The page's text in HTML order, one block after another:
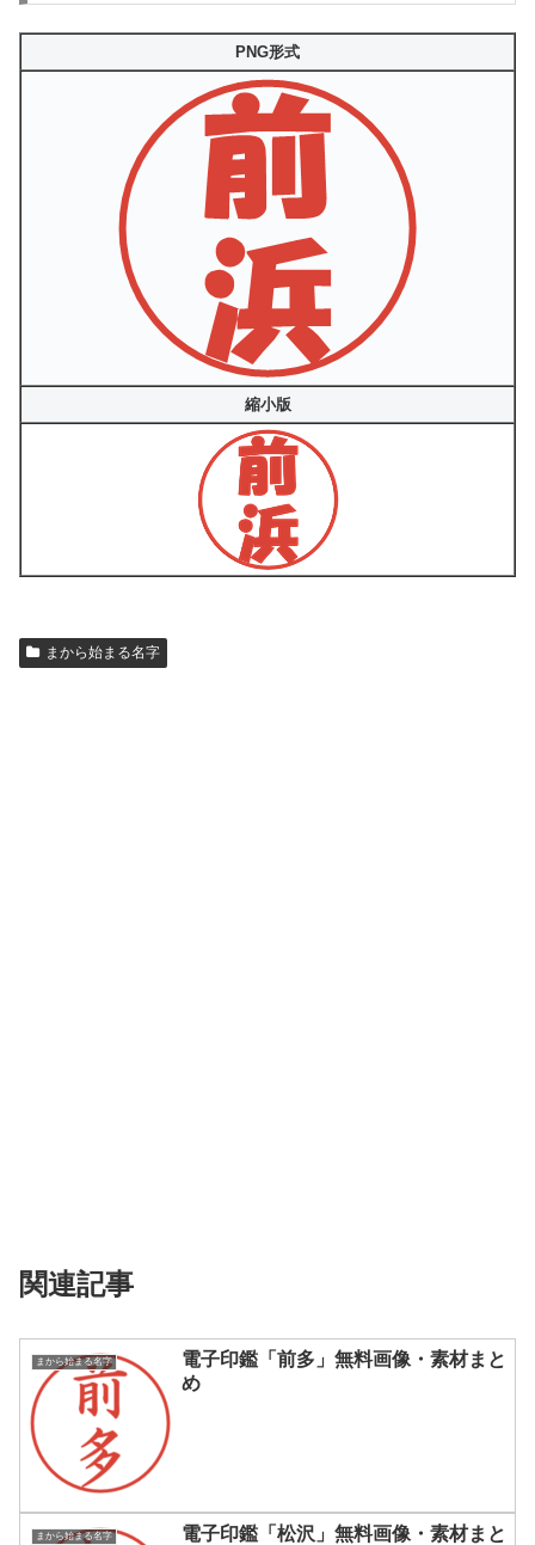
PNG形式
縮小版
まから始まる名字
関連記事
まから始まる名字
電子印鑑「前多」無料画像・素材まと
め
まから始まる名字
電子印鑑「松沢」無料画像・素材まと